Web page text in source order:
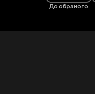
До обраного